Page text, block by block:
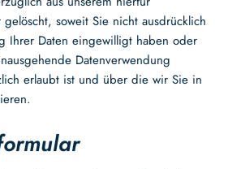
soweit Sie nicht ausdrücklich
Ihrer Daten eingewilligt haben oder
Datenverwendung
erlaubt ist und über die wir Sie in